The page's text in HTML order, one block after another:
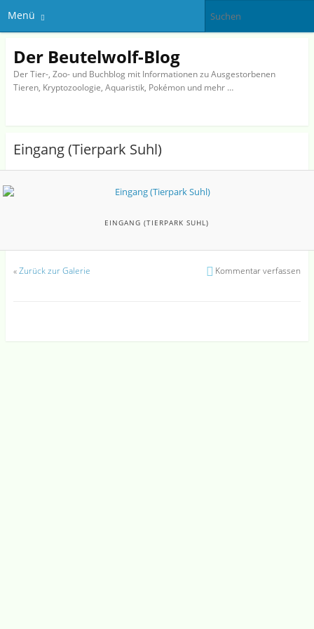
Menü
Der Beutelwolf-Blog
Der Tier-, Zoo- und Buchblog mit Informationen zu Ausgestorbenen
Tieren, Kryptozoologie, Aquaristik, Pokémon und mehr …
Eingang (Tierpark Suhl)
EINGANG (TIERPARK SUHL)
«Zurück zur Galerie Kommentar verfassen